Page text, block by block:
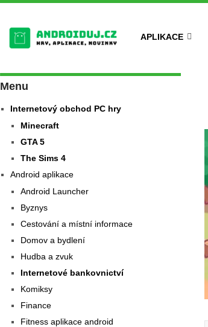
APLIKACE
Menu
Internetový obchod PC hry
Minecraft
GTA 5
The Sims 4
Android aplikace
Android Launcher
Byznys
Cestování a místní informace
Domov a bydlení
Hudba a zvuk
Internetové bankovnictví
Komiksy
Finance
Fitness aplikace android